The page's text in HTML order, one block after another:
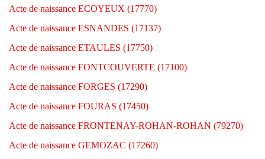
Acte de naissance ECOYEUX (17770)
Acte de naissance ESNANDES (17137)
Acte de naissance ETAULES (17750)
Acte de naissance FONTCOUVERTE (17100)
Acte de naissance FORGES (17290)
Acte de naissance FOURAS (17450)
Acte de naissance FRONTENAY-ROHAN-ROHAN (79270)
Acte de naissance GEMOZAC (17260)